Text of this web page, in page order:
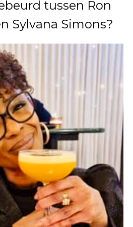
tussen Ron
Sylvana Simons?